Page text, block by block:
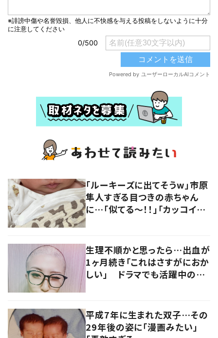
「ルーキーズに出てそうw」市原
隼人すぎる目つきの赤ちゃん
に…「似てる～！！」「カッコイイ」
生理不順かと思ったら…出血が
1ヶ月続き「これはさすがにおか
しい」 ドラマでも活躍中の女
平成7年に生まれた双子…その
29年後の姿に「漫画みたい」